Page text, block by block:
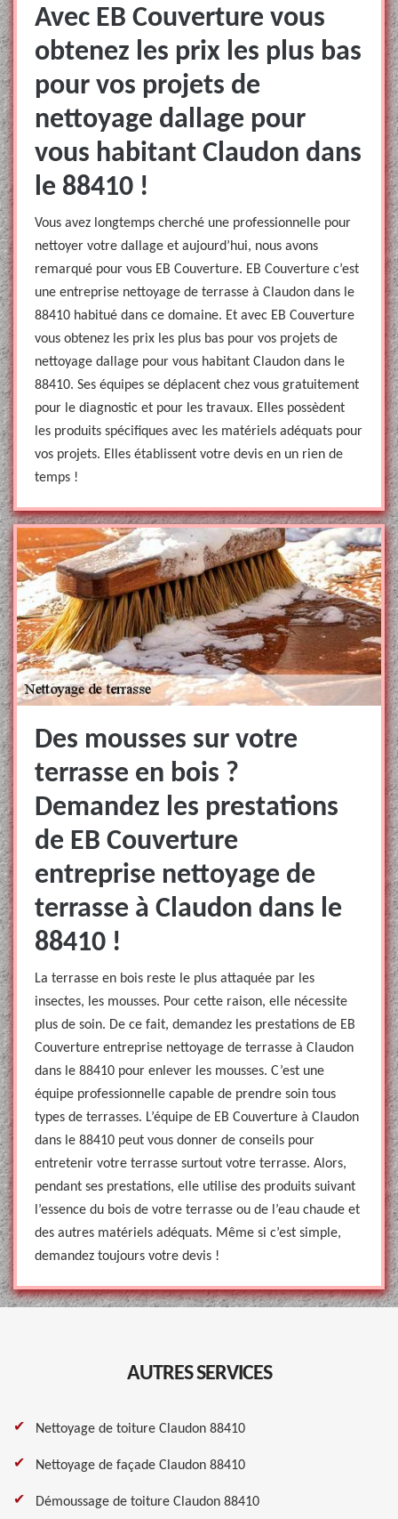
Avec EB Couverture vous
obtenez les prix les plus bas
pour vos projets de
nettoyage dallage pour
vous habitant Claudon dans
le 88410 !
Vous avez longtemps cherché une professionnelle pour
nettoyer votre dallage et aujourd’hui, nous avons
remarqué pour vous EB Couverture. EB Couverture c’est
une entreprise nettoyage de terrasse à Claudon dans le
88410 habitué dans ce domaine. Et avec EB Couverture
vous obtenez les prix les plus bas pour vos projets de
nettoyage dallage pour vous habitant Claudon dans le
88410. Ses équipes se déplacent chez vous gratuitement
pour le diagnostic et pour les travaux. Elles possèdent
les produits spécifiques avec les matériels adéquats pour
vos projets. Elles établissent votre devis en un rien de
temps !
Des mousses sur votre
terrasse en bois ?
Demandez les prestations
de EB Couverture
entreprise nettoyage de
terrasse à Claudon dans le
88410 !
La terrasse en bois reste le plus attaquée par les
insectes, les mousses. Pour cette raison, elle nécessite
plus de soin. De ce fait, demandez les prestations de EB
Couverture entreprise nettoyage de terrasse à Claudon
dans le 88410 pour enlever les mousses. C’est une
équipe professionnelle capable de prendre soin tous
types de terrasses. L’équipe de EB Couverture à Claudon
dans le 88410 peut vous donner de conseils pour
entretenir votre terrasse surtout votre terrasse. Alors,
pendant ses prestations, elle utilise des produits suivant
l’essence du bois de votre terrasse ou de l’eau chaude et
des autres matériels adéquats. Même si c’est simple,
demandez toujours votre devis !
AUTRES SERVICES
Nettoyage de toiture Claudon 88410
Nettoyage de façade Claudon 88410
Démoussage de toiture Claudon 88410